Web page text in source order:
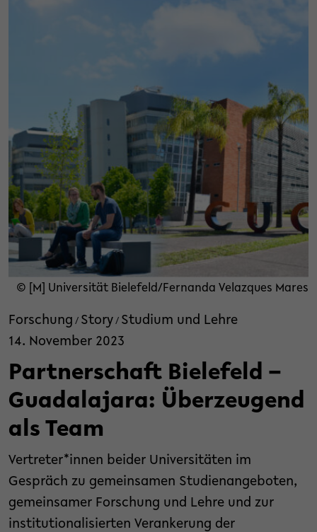
© [M] Universität Bielefeld/Fernanda Velazques Mares
Forschung / Story / Studium und Lehre
14. November 2023
Partnerschaft Bielefeld –
Guadalajara: Überzeugend
als Team
Vertreter*innen beider Universitäten im
Gespräch zu gemeinsamen Studienangeboten,
gemeinsamer Forschung und Lehre und zur
institutionalisierten Verankerung der